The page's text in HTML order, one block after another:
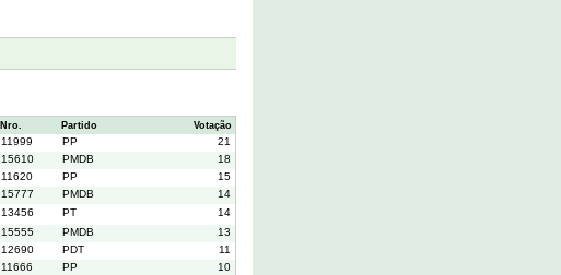
Nro. Partido Votação
11999 PP
21
15610 PMDB
18
11620 PP
15
15777 PMDB
14
13456 PT
14
15555 PMDB
13
12690 PDT
11
11666 PP
10